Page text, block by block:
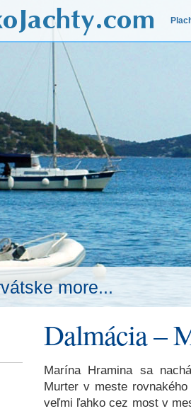
more...
Dalmácia –
Marína Hramina sa
Murter v meste
veľmi ľahko cez most v